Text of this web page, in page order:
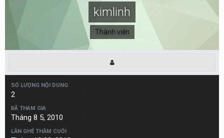
kimlinh
Thành viên
SỐ LƯỢNG NỘI DUNG
2
ĐÃ THAM GIA
Tháng 8 5, 2010
LẦN GHÉ THĂM CUỐI